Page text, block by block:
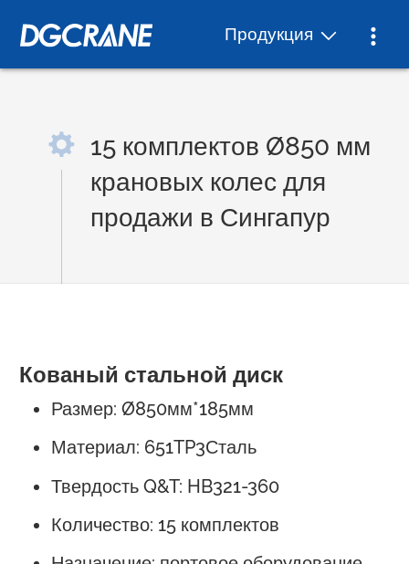
Продукция
15 комплектов Ø850 мм
крановых колес для
продажи в Сингапур
Кованый стальной диск
Размер: Ø850мм*185мм
Материал: 651TP3Сталь
Твердость Q&T: HB321-360
Количество: 15 комплектов